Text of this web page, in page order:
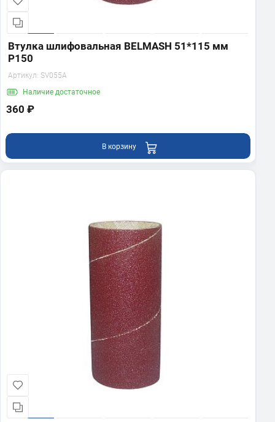
Втулка шлифовальная BELMASH 51*115 мм
P150
Артикул: SV055A
Наличие достаточное
360 ₽
В корзину